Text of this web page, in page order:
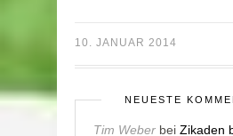
10. JANUAR 2014
NEUESTE
Tim Weber bei Zikaden